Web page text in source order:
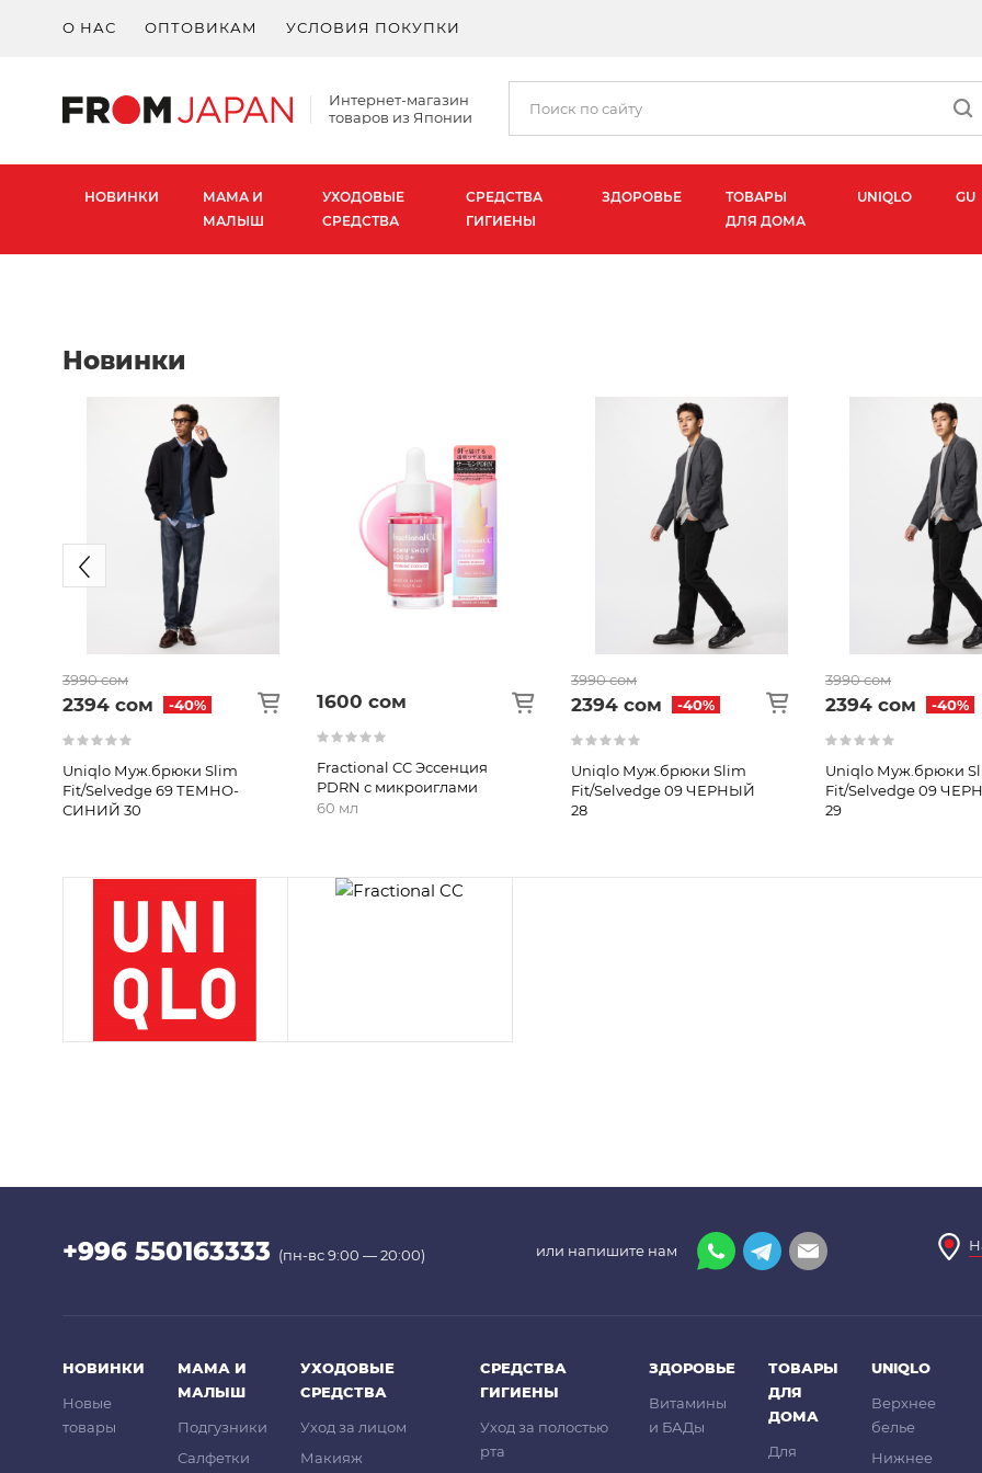
О НАС ОПТОВИКАМ УСЛОВИЯ ПОКУПКИ
Интернет-магазин
товаров из Японии
НОВИНКИ
МАМА И
МАЛЫШ
УХОДОВЫЕ
СРЕДСТВА
СРЕДСТВА
ГИГИЕНЫ
ЗДОРОВЬЕ
ТОВАРЫ
ДЛЯ ДОМА
UNIQLO GU
Новинки
3990 сом
2394 сом -40%
Uniqlo Муж.брюки Slim
Fit/Selvedge 69 ТЕМНО-
СИНИЙ 30
1600 сом
Fractional CC Эссенция
PDRN с микроиглами
60 мл
3990 сом
2394 сом -40%
Uniqlo Муж.брюки Slim
Fit/Selvedge 09 ЧЕРНЫЙ
28
3990 сом
2394 сом -40%
Uniqlo Муж.брюки
Fit/Selvedge 09
29
+996 550163333 (пн-вс 9:00 — 20:00) или напишите нам
НОВИНКИ
Новые
товары
МАМА И
МАЛЫШ
Подгузники
Салфетки
УХОДОВЫЕ
СРЕДСТВА
Уход за лицом
Макияж
СРЕДСТВА
ГИГИЕНЫ
Уход за полостью
рта
ЗДОРОВЬЕ
Витамины
и БАДы
ТОВАРЫ
ДЛЯ
ДОМА
Для
UNIQLO
Верхнее
белье
Нижнее